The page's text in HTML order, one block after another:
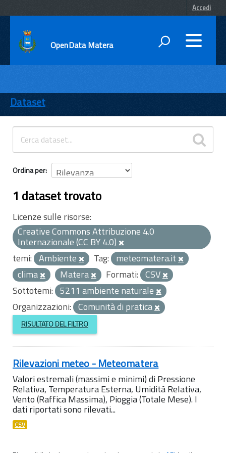
Accedi
OpenData Matera
ENTI
TEMI
INFORMAZIONI
Dataset
Ordina per
1 dataset trovato
Licenze sulle risorse:
Creative Commons Attribuzione 4.0
Internazionale (CC BY 4.0)
temi: Ambiente Tag: meteomatera.it
clima
Matera Formati: CSV
Sottotemi: 5211 ambiente naturale
Organizzazioni: Comunità di pratica
RISULTATO DEL FILTRO
Rilevazioni meteo - Meteomatera
Valori estremali (massimi e minimi) di Pressione
Relativa, Temperatura Esterna, Umidità Relativa,
Vento (Raffica Massima), Pioggia (Totale Mese). I
dati riportati sono rilevati...
CSV